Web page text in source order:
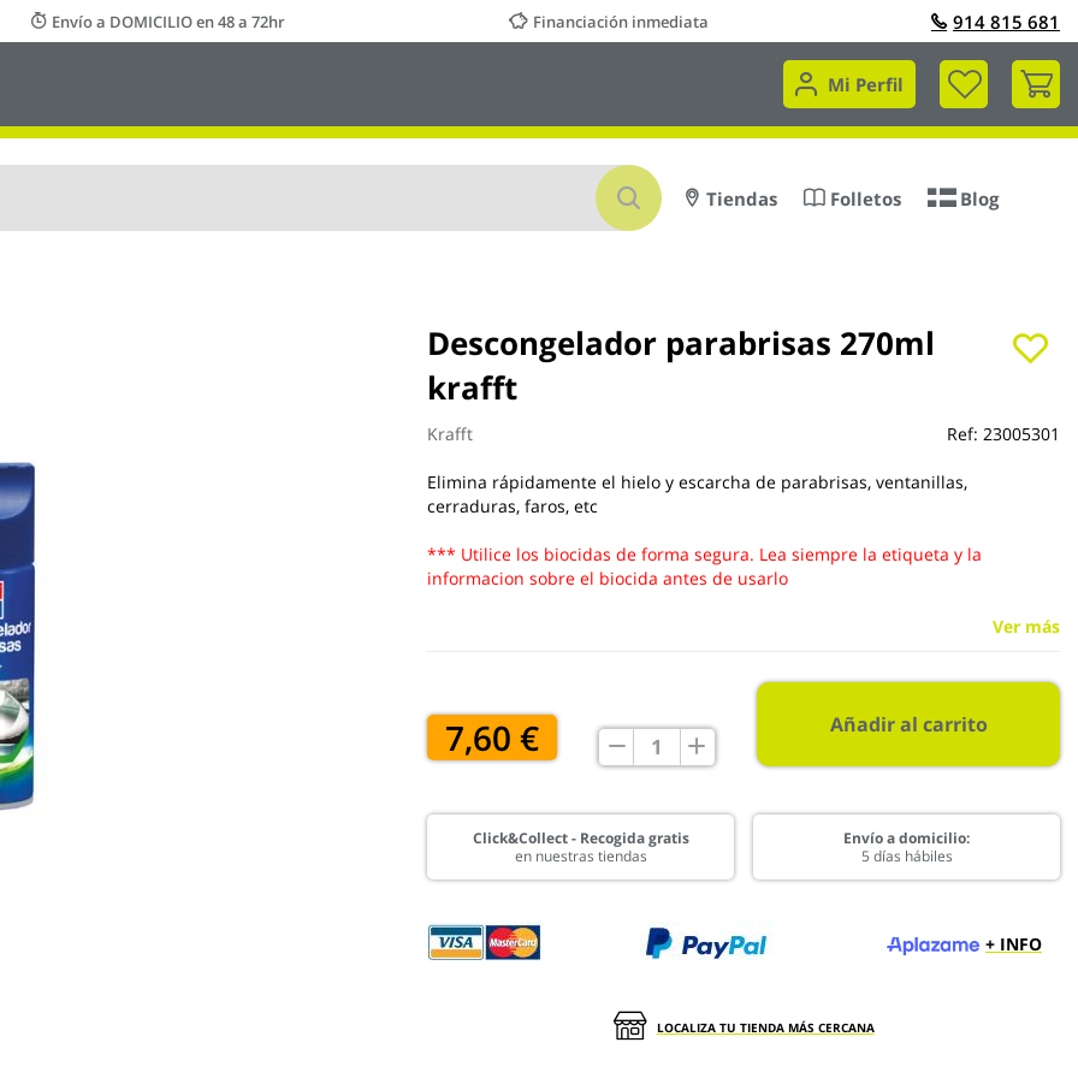
Envío a DOMICILIO en 48 a 72hr Financiación inmediata 914 815 681
Mi Perfil
Mi
Buscar
Tiendas Folletos Blog
Descongelador parabrisas 270ml
krafft
Krafft Ref: 23005301
Elimina rápidamente el hielo y escarcha de parabrisas, ventanillas,
cerraduras, faros, etc
*** Utilice los biocidas de forma segura. Lea siempre la etiqueta y la
informacion sobre el biocida antes de usarlo
Ver más
7,60 € Añadir al carrito
Click&Collect - Recogida gratis
en nuestras tiendas
Envío a domicilio:
5 días hábiles
+ INFO
LOCALIZA TU TIENDA MÁS CERCANA